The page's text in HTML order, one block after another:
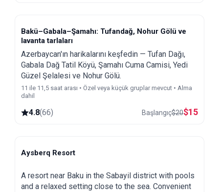
Bakü–Gabala–Şamahı: Tufandağ, Nohur Gölü ve
lavanta tarlaları
Azerbaycan'ın harikalarını keşfedin — Tufan Dağı,
Gabala Dağ Tatil Köyü, Şamahı Cuma Camisi, Yedi
Güzel Şelalesi ve Nohur Gölü.
11 ile 11,5 saat arası • Özel veya küçük gruplar mevcut • Alma
dahil
4.8(66) Başlangıç$20$15
Baku
Aysberq Resort
A resort near Baku in the Sabayil district with pools
and a relaxed setting close to the sea. Convenient